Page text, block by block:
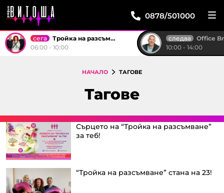
0878/501000
сега
Тройка на разсъмване
06:00 - 10:00
следва
Office
10:00 - 14:00
НАЧАЛО ТАГОВЕ
Тагове
Сърцето на “Тройка на разсъмване”
за теб!
“Тройка на разсъмване” стана на 23!